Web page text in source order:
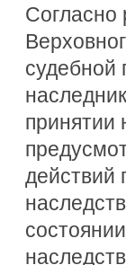
Согласно
судебной
принятии
действий